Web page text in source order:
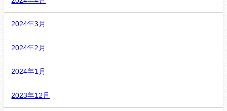
2024年3月
2024年2月
2024年1月
2023年12月